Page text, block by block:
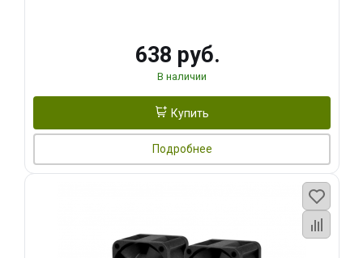
638 руб.
В наличии
Купить
Подробнее